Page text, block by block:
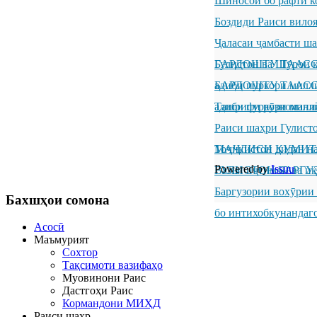
Боздиди Раиси
Ҷаласаи ҷамбасти
Гулистон ва Шӯрои
БАРДОШТУ
адиби пуркори
БАРДОШТУ
адиби пуркори
Ташрифи
Раиси шаҳри
Тоҷикистон дидан
МАҶЛИСИ
ГУЛИСТОН
Вазъи иҷтимоӣ ва
Баргузории
бо
Powered byIssuu
Бахшҳои сомона
Асосӣ
Маъмурият
Сохтор
Тақсимоти вазифаҳо
Муовинони Раис
Дастгоҳи Раис
Кормандони МИҲД